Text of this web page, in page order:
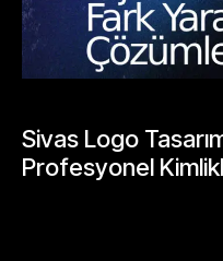
Sivas Logo
Profesyonel